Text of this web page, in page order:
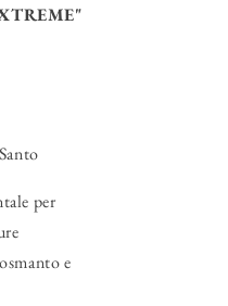
per
e